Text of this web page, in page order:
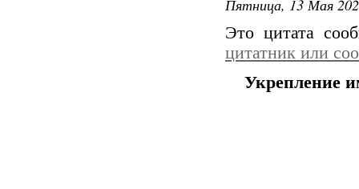
Пятница, 13 Мая
Это цитата
цитатник или
Укрепление